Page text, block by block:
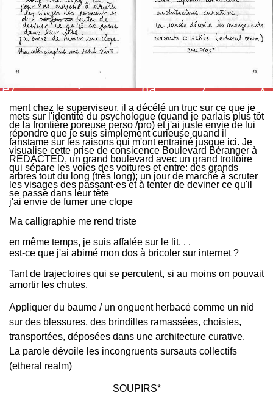
ment chez le superviseur, il a décélé un truc sur ce que je
mets sur l'identité du psychologue (quand je parlais plus tôt
de la frontière poreuse perso /pro) et j'ai juste envie de lui
répondre que je suis simplement curieuse quand il
fanstame sur les raisons qui m'ont entrainé jusque ici. Je
visualise cette prise de consicence Boulevard Béranger à
REDACTED, un grand boulevard avec un grand trottoire
qui sépare les voies des voitures et entre: des grands
arbres tout du long (très long); un jour de marché à scruter
les visages des passant·es et à tenter de deviner ce qu'il
se passe dans leur tête
j'ai envie de fumer une clope
Ma calligraphie me rend triste
en même temps, je suis affalée sur le lit. . .
est-ce que j'ai abimé mon dos à bricoler sur internet ?
Tant de trajectoires qui se percutent, si au moins on pouvait
amortir les chutes.
Appliquer du baume / un onguent herbacé comme un nid
sur des blessures, des brindilles ramassées, choisies,
transportées, déposées dans une architecture curative.
La parole dévoile les incongruents sursauts collectifs
(etheral realm)
SOUPIRS*